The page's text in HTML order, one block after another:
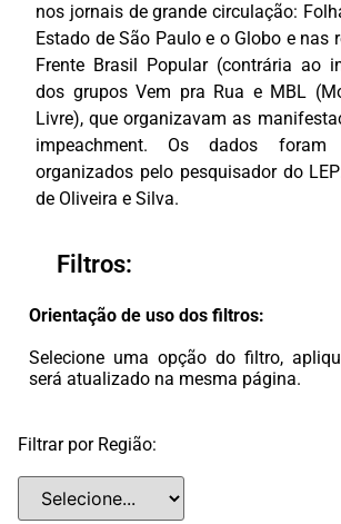
nos jornais de grande circulação:
Estado de São Paulo e o Globo e nas
Frente Brasil Popular (contrária ao
dos grupos Vem pra Rua e MBL
Livre), que organizavam as
impeachment. Os dados foram
organizados pelo pesquisador do
de Oliveira e Silva.
Filtros:
Orientação de uso dos filtros:
Selecione uma opção do filtro,
será atualizado na mesma página.
Filtrar por Região: